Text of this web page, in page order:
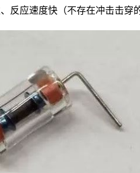
反应速度快（不存在冲击击穿